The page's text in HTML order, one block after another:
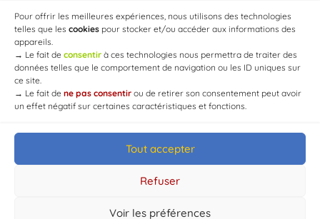
Pour offrir les meilleures expériences, nous utilisons des technologies
telles que les cookies pour stocker et/ou accéder aux informations des
appareils.
→ Le fait de consentir à ces technologies nous permettra de traiter des
données telles que le comportement de navigation ou les ID uniques sur
ce site.
→ Le fait de ne pas consentir ou de retirer son consentement peut avoir
un effet négatif sur certaines caractéristiques et fonctions.
Tout accepter
Refuser
Voir les préférences
© Mairie de Chaource [2004-2024] | Tous droits réservés.
Developed byWEB3-DESIGN